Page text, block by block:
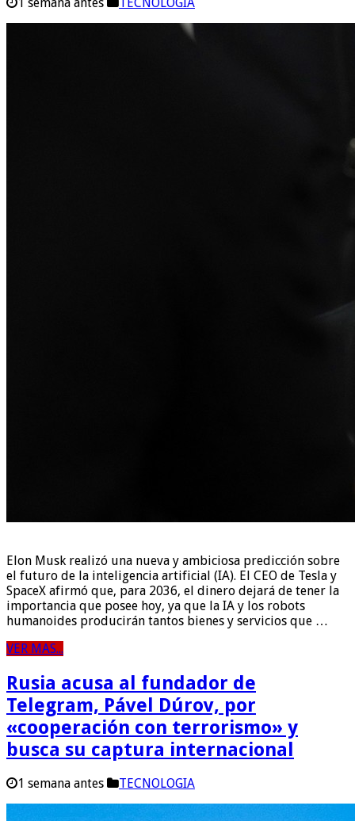
Elon Musk realizó una nueva y ambiciosa predicción sobre
el futuro de la inteligencia artificial (IA). El CEO de Tesla y
SpaceX afirmó que, para 2036, el dinero dejará de tener la
importancia que posee hoy, ya que la IA y los robots
humanoides producirán tantos bienes y servicios que …
VER MAS...
Rusia acusa al fundador de
Telegram, Pável Dúrov, por
«cooperación con terrorismo» y
busca su captura internacional
1 semana antes TECNOLOGIA